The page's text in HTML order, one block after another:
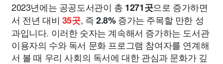
2023년에는 공공도서관이 총 1271곳으로 증가하면
서 전년 대비 35곳, 즉2.8%증가는 주목할 만한 성
과입니다. 이러한 숫자는 계속해서 증가하는 도서관
이용자의 수와 독서 문화 프로그램 참여자를 연계해
서 볼 때 우리 사회의 독서에 대한 관심과 문화가 깊